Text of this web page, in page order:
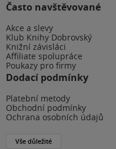
Často navštěvované
Akce a slevy
Klub Knihy Dobrovský
Knižní závisláci
Affiliate spolupráce
Poukazy pro firmy
Dodací podmínky
Platební metody
Obchodní podmínky
Ochrana osobních údajů
Vše důležité